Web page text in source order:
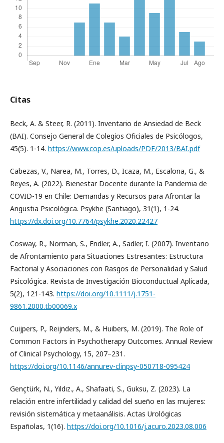
Citas
Beck, A. & Steer, R. (2011). Inventario de Ansiedad de Beck
(BAI). Consejo General de Colegios Oficiales de Psicólogos,
45(5). 1-14. https://www.cop.es/uploads/PDF/2013/BAI.pdf
Cabezas, V., Narea, M., Torres, D., Icaza, M., Escalona, G., &
Reyes, A. (2022). Bienestar Docente durante la Pandemia de
COVID-19 en Chile: Demandas y Recursos para Afrontar la
Angustia Psicológica. Psykhe (Santiago), 31(1), 1-24.
https://dx.doi.org/10.7764/psykhe.2020.22427
Cosway, R., Norman, S., Endler, A., Sadler, I. (2007). Inventario
de Afrontamiento para Situaciones Estresantes: Estructura
Factorial y Asociaciones con Rasgos de Personalidad y Salud
Psicológica. Revista de Investigación Bioconductual Aplicada,
5(2), 121-143. https://doi.org/10.1111/j.1751-
9861.2000.tb00069.x
Cuijpers, P., Reijnders, M., & Huibers, M. (2019). The Role of
Common Factors in Psychotherapy Outcomes. Annual Review
of Clinical Psychology, 15, 207–231.
https://doi.org/10.1146/annurev-clinpsy-050718-095424
Gençtürk, N., Yıldız., A., Shafaati, S., Guksu, Z. (2023). La
relación entre infertilidad y calidad del sueño en las mujeres:
revisión sistemática y metaanálisis. Actas Urológicas
Españolas, 1(16). https://doi.org/10.1016/j.acuro.2023.08.006